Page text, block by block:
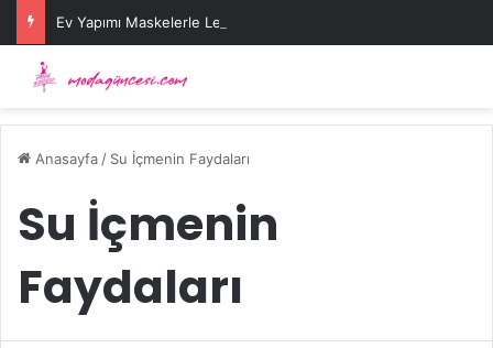
Ev Yapımı Maskelerle Leke Sorununa Çözüm Önerileri
Anasayfa / Su İçmenin Faydaları
Su İçmenin
Faydaları